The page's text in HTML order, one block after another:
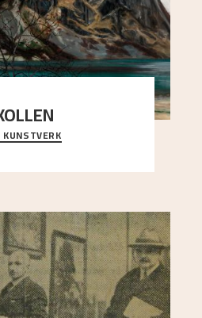
bildeflaten, og står i
spinkle rognetreet ute
KUNSTVERK